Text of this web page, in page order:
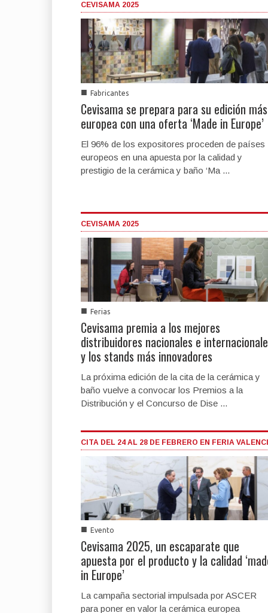
CEVISAMA 2025
■ Fabricantes
Cevisama se prepara para su edición más
europea con una oferta ‘Made in Europe’
El 96% de los expositores proceden de países
europeos en una apuesta por la calidad y
prestigio de la cerámica y baño ‘Ma ...
CEVISAMA 2025
■ Ferias
Cevisama premia a los mejores
distribuidores nacionales e
y los stands más innovadores
La próxima edición de la cita de la cerámica y
baño vuelve a convocar los Premios a la
Distribución y el Concurso de Dise ...
CITA DEL 24 AL 28 DE FEBRERO EN FERIA
■ Evento
Cevisama 2025, un escaparate que
apuesta por el producto y la calidad
in Europe’
La campaña sectorial impulsada por ASCER
para poner en valor la cerámica europea